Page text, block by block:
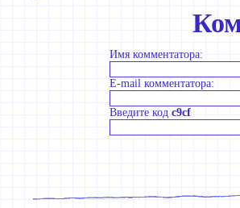
Имя комментатора:
E-mail комментатора:
Введите код c9cf